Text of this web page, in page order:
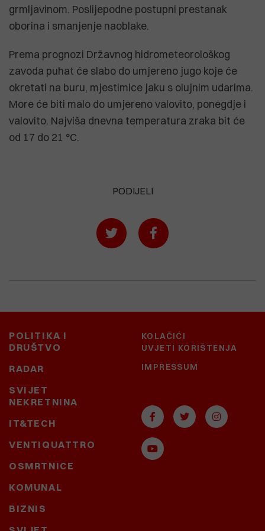
grmljavinom. Poslijepodne postupni prestanak
oborina i smanjenje naoblake.
Prema prognozi Državnog hidrometeorološkog
zavoda puhat će slabo do umjereno jugo koje će
okretati na buru, mjestimice jaku s olujnim udarima.
More će biti malo do umjereno valovito, ponegdje i
valovito. Najviša dnevna temperatura zraka bit će
od 17 do 21 °C.
PODIJELI
POLITIKA I
DRUŠTVO
RADAR
SVIJET
NEKRETNINA
IT&TECH
VENTIQUATTRO
OSMRTNICE
KOMUNAL
BIZNIS
KOLAČIĆI
UVJETI KORIŠTENJA
IMPRESSUM